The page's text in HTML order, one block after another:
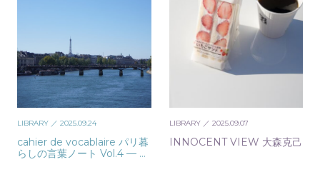
LIBRARY ／ 2025.09.24
cahier de vocablaire パリ暮
らしの言葉ノート Vol.4 — 守
LIBRARY／ 2025.09.07
INNOCENT VIEW 大森克己